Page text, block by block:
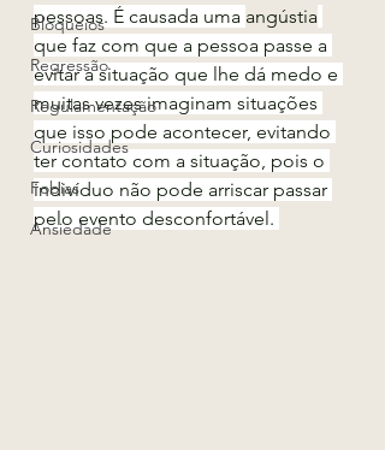
Bloqueios
Regressão
Regulamentação
Curiosidades
Fobias
Ansiedade
pessoas. É causada uma angústia
que faz com que a pessoa passe a
evitar a situação que lhe dá medo e
muitas vezes imaginam situações
que isso pode acontecer, evitando
ter contato com a situação, pois o
indivíduo não pode arriscar passar
pelo evento desconfortável.